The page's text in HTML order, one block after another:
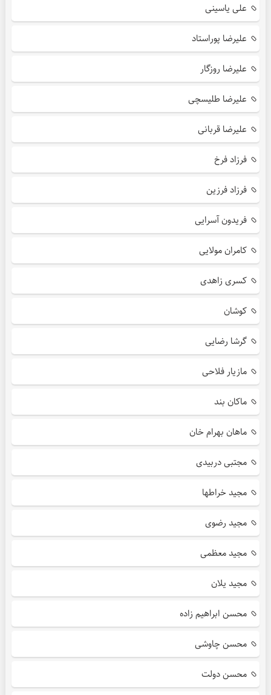
علی یاسینی
علیرضا پوراستاد
علیرضا روزگار
علیرضا طلیسچی
علیرضا قربانی
فرزاد فرخ
فرزاد فرزین
فریدون آسرایی
کامران مولایی
کسری زاهدی
کوشان
گرشا رضایی
مازیار فلاحی
ماکان بند
ماهان بهرام خان
مجتبی دربیدی
مجید خراطها
مجید رضوی
مجید معظمی
مجید یلان
محسن ابراهیم زاده
محسن چاوشی
محسن دولت